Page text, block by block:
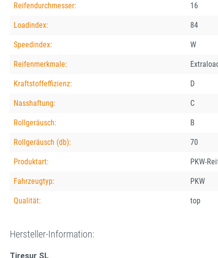
Reifendurchmesser: 16
Loadindex: 84
Speedindex: W
Reifenmerkmale:
Kraftstoffeffizienz: D
Nasshaftung: C
Rollgeräusch: B
Rollgeräusch (db): 70
Produktart: PKW-
Fahrzeugtyp: PKW
Qualität: top
Hersteller-Information:
Tiresur SL